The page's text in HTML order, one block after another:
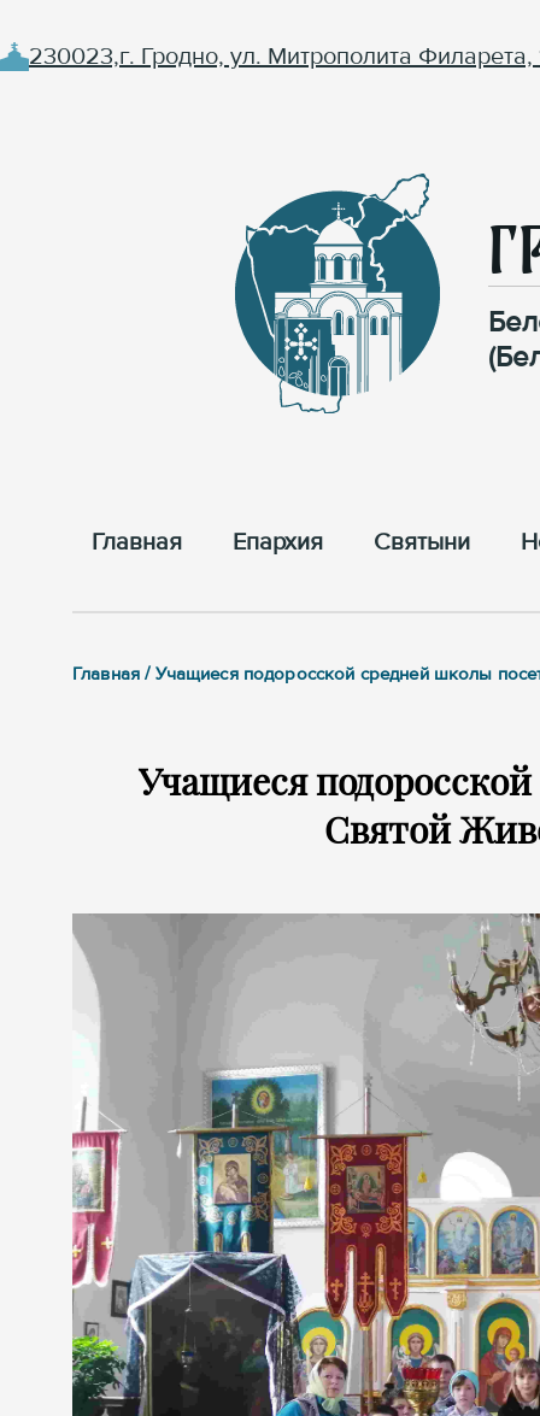
230023,г. Гродно, ул. Митрополита Филарета,
Главная Епархия Cвятыни
Главная / Учащиеся подоросской средней школы
Учащиеся
Святой